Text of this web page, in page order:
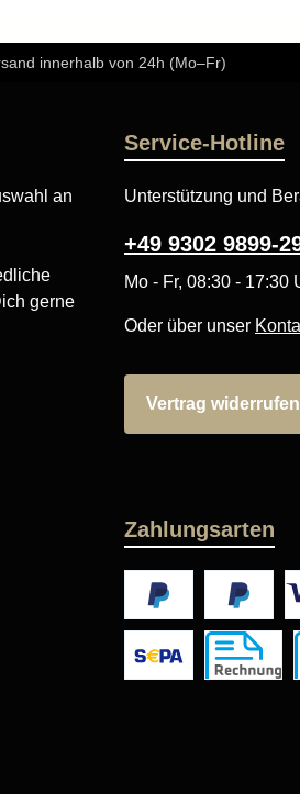
innerhalb von 24h (Mo–Fr)
an
gerne
Service-Hotline
Unterstützung und
+49 9302 9899-
Mo - Fr, 08:30 - 17:30
Oder über unser
Vertrag widerrufen
Zahlungsarten
PayPal Später